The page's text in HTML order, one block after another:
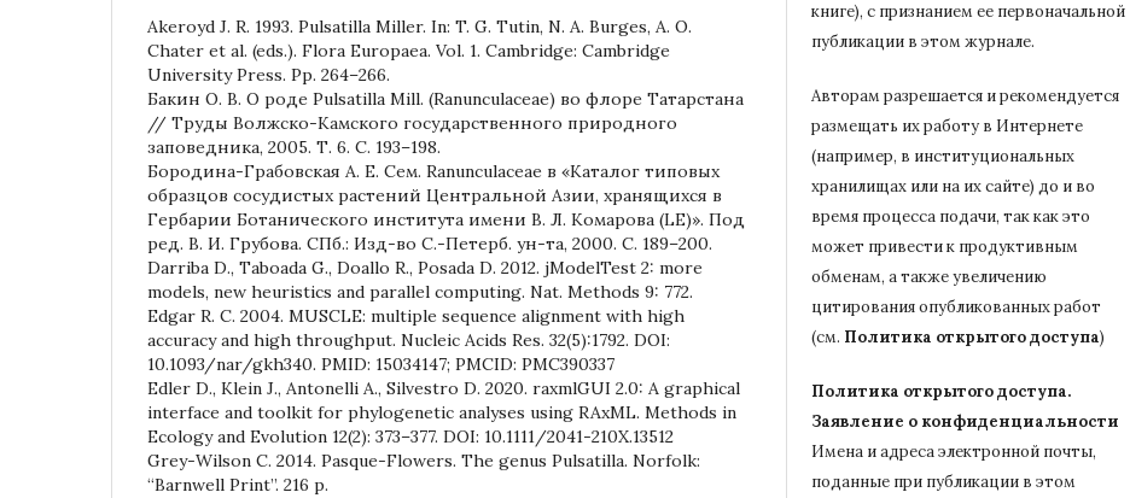
Akeroyd J. R. 1993. Pulsatilla Miller. In: T. G. Tutin, N. A. Burges, A. O.
Chater et al. (eds.). Flora Europaea. Vol. 1. Cambridge: Cambridge
University Press. Pp. 264–266.
Бакин О. В. О роде Pulsatilla Mill. (Ranunculaceae) во флоре Татарстана
// Труды Волжско-Камского государственного природного
заповедника, 2005. Т. 6. С. 193–198.
Бородина-Грабовская А. Е. Сем. Ranunculaceae в «Каталог типовых
образцов сосудистых растений Центральной Азии, хранящихся в
Гербарии Ботанического института имени В. Л. Комарова (LE)». Под
ред. В. И. Грубова. СПб.: Изд-во С.-Петерб. ун-та, 2000. С. 189–200.
Darriba D., Taboada G., Doallo R., Posada D. 2012. jModelTest 2: more
models, new heuristics and parallel computing. Nat. Methods 9: 772.
Edgar R. C. 2004. MUSCLE: multiple sequence alignment with high
accuracy and high throughput. Nucleic Acids Res. 32(5):1792. DOI:
10.1093/nar/gkh340. PMID: 15034147; PMCID: PMC390337
Edler D., Klein J., Antonelli A., Silvestro D. 2020. raxmlGUI 2.0: A graphical
interface and toolkit for phylogenetic analyses using RAxML. Methods in
Ecology and Evolution 12(2): 373–377. DOI: 10.1111/2041-210X.13512
Grey-Wilson C. 2014. Pasque-Flowers. The genus Pulsatilla. Norfolk:
“Barnwell Print”. 216 p.
книге), с признанием ее первоначальной
публикации в этом журнале.
Авторам разрешается и рекомендуется
размещать их работу в Интернете
(например, в институциональных
хранилищах или на их сайте) до и во
время процесса подачи, так как это
может привести к продуктивным
обменам, а также увеличению
цитирования опубликованных работ
(см. Политика открытого доступа)
Политика открытого доступа.
Заявление о конфиденциальности
Имена и адреса электронной почты,
поданные при публикации в этом